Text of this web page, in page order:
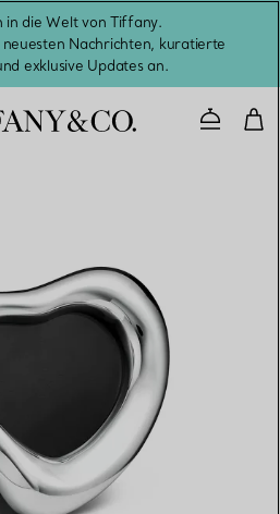
in die Welt von Tiffany.
Nachrichten, kuratierte
exklusive Updates an.